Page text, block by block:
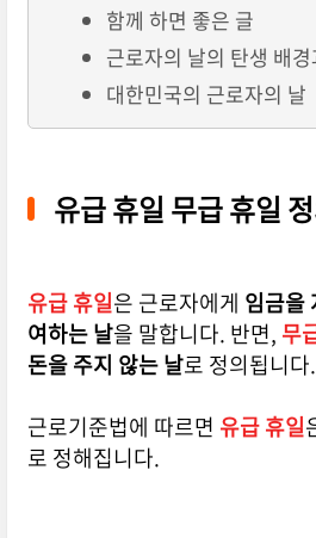
함께 하면 좋은 글
근로자의 날의 탄생 배
대한민국의 근로자의 날
유급 휴일 무급 휴일
유급 휴일은 근로자에게 임금을
여하는 날을 말합니다. 반면, 무
돈을 주지 않는 날로 정의됩니다.
근로기준법에 따르면 유급 휴일
로 정해집니다.